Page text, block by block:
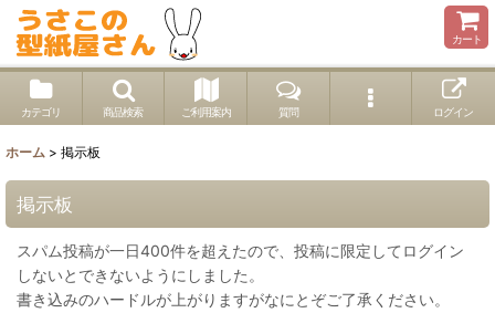
カート
カテゴリ 商品検索 ご利用案内 質問 ログイン
ホーム > 掲示板
掲示板
スパム投稿が一日400件を超えたので、投稿に限定してログイン
しないとできないようにしました。
書き込みのハードルが上がりますがなにとぞご了承ください。